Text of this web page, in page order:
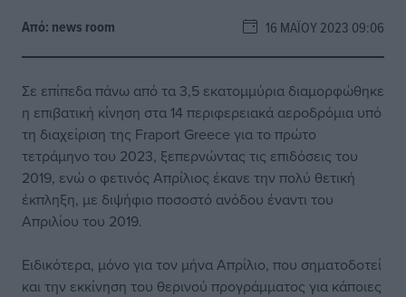
Από: news room 16 ΜΑΪ́ΟΥ 2023 09:06
Σε επίπεδα πάνω από τα 3,5 εκατομμύρια διαμορφώθηκε
η επιβατική κίνηση στα 14 περιφερειακά αεροδρόμια υπό
τη διαχείριση της Fraport Greece για το πρώτο
τετράμηνο του 2023, ξεπερνώντας τις επιδόσεις του
2019, ενώ ο φετινός Απρίλιος έκανε την πολύ θετική
έκπληξη, με διψήφιο ποσοστό ανόδου έναντι του
Απριλίου του 2019.
Ειδικότερα, μόνο για τον μήνα Απρίλιο, που σηματοδοτεί
και την εκκίνηση του θερινού προγράμματος για κάποιες